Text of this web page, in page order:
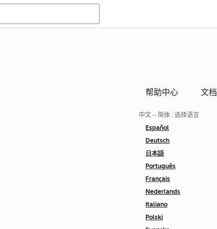
帮助中心 文档
中文 – 简体 : 选择语言
Español
Deutsch
日本語
Português
Français
Nederlands
Italiano
Polski